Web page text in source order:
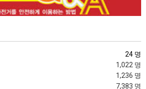
24 명
1,022 명
1,236 명
7,383 명